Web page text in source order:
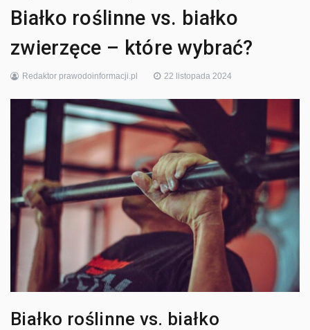
Białko roślinne vs. białko
zwierzęce – które wybrać?
Redaktor prawodoinformacji.pl 22 listopada 2024
Białko roślinne vs. białko